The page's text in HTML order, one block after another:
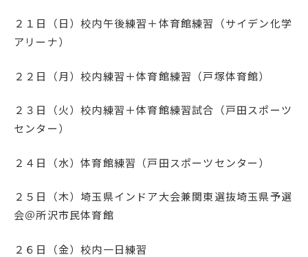
２１日（日）校内午後練習＋体育館練習（サイデン化学
アリーナ）
２２日（月）校内練習＋体育館練習（戸塚体育館）
２３日（火）校内練習＋体育館練習試合（戸田スポーツ
センター）
２４日（水）体育館練習（戸田スポーツセンター）
２５日（木）埼玉県インドア大会兼関東選抜埼玉県予選
会＠所沢市民体育館
２６日（金）校内一日練習